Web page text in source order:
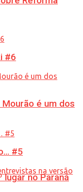
lugar no Paraná
#6
é um dos
#5